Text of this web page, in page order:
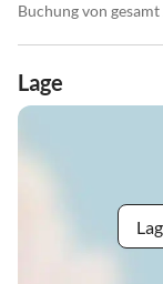
Buchung von
Lage